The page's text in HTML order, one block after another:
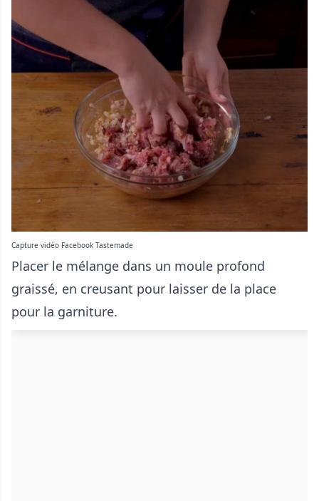
Capture vidéo Facebook Tastemade
Placer le mélange dans un moule profond
graissé, en creusant pour laisser de la place
pour la garniture.